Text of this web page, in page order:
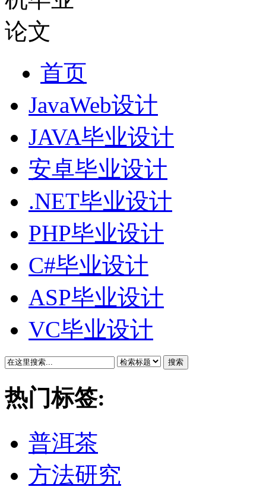
首页
JavaWeb设计
JAVA毕业设计
安卓毕业设计
.NET毕业设计
PHP毕业设计
C#毕业设计
ASP毕业设计
VC毕业设计
搜索
热门标签:
普洱茶
方法研究